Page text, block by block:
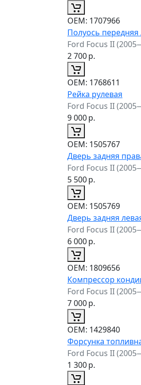
ОЕМ: 1707966
Полуось передняя
Ford Focus II
2 700р.
ОЕМ: 1768611
Рейка рулевая
Ford Focus II
9 000р.
ОЕМ: 1505767
Дверь задняя
Ford Focus II
5 500р.
ОЕМ: 1505769
Дверь задняя
Ford Focus II
6 000р.
ОЕМ: 1809656
Компрессор
Ford Focus II
7 000р.
ОЕМ: 1429840
Форсунка
Ford Focus II
1 300р.